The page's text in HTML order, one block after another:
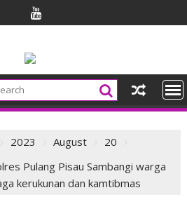
2023 August
20
Pulang Pisau Sambangi warga
kerukunan dan kamtibmas